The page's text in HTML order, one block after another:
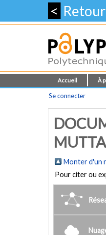
<
Accueil À
Se connecter
Monter d'un
Pour citer ou